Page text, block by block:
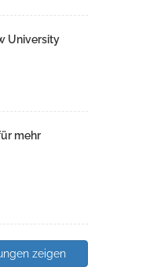
University
mehr
zeigen